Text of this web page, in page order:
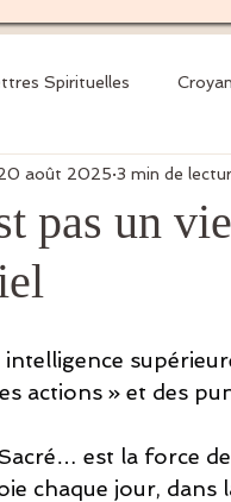
Spirituelles
Invocations
transgénérationnel
pas un
août 2025 3 min de
intelligence
actions » et des
est la force de
chaque jour,